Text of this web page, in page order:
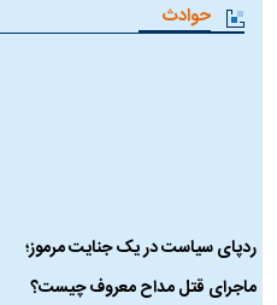
حوادث
ردپای سیاست در یک جنایت مرموز؛
ماجرای قتل مداح معروف چیست؟